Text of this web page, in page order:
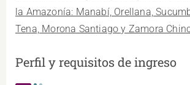
la Amazonía: Manabí, Orellana,
Tena, Morona Santiago y Zamora
Perfil y requisitos de ingreso